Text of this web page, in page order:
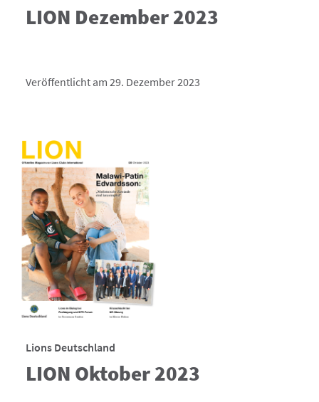
LION Dezember 2023
Veröffentlicht am 29. Dezember 2023
Lions Deutschland
LION Oktober 2023